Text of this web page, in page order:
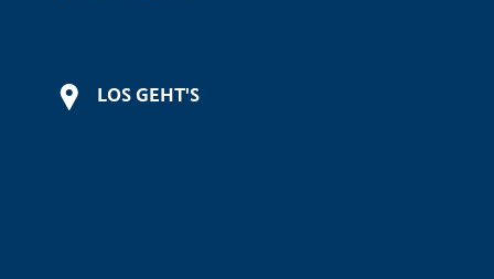
LOS GEHT'S